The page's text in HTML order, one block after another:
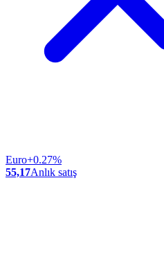
Euro+0.27%
55,17Anlık satış